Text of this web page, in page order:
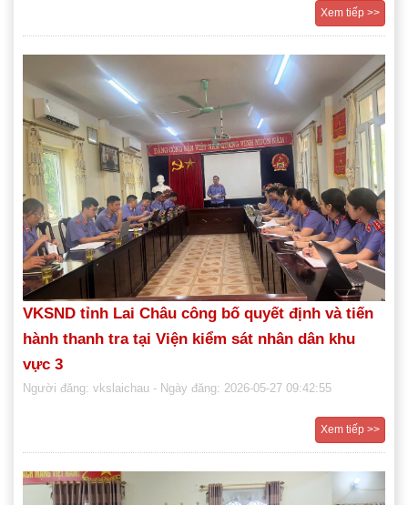
Xem tiếp >>
VKSND tỉnh Lai Châu công bố quyết định và tiến
hành thanh tra tại Viện kiểm sát nhân dân khu
vực 3
Người đăng: vkslaichau - Ngày đăng: 2026-05-27 09:42:55
Xem tiếp >>